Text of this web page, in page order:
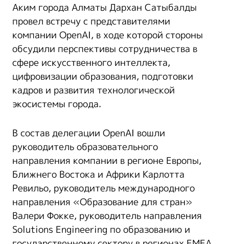
Аким города Алматы Дархан Сатыбалды
провел встречу с представителями
компании OpenAI, в ходе которой стороны
обсудили перспективы сотрудничества в
сфере искусственного интеллекта,
цифровизации образования, подготовки
кадров и развития технологической
экосистемы города.
В состав делегации OpenAI вошли
руководитель образовательного
направления компании в регионе Европы,
Ближнего Востока и Африки Карлотта
Ревильо, руководитель международного
направления «Образование для стран»
Валери Фокке, руководитель направления
Solutions Engineering по образованию и